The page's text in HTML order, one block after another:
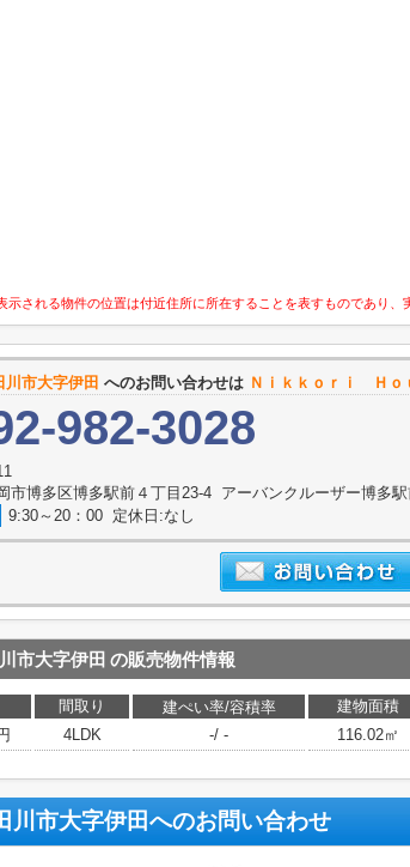
される物件の位置は付近住所に所在することを表すものであり、
川市大字伊田 へのお問い合わせは Ｎｉｋｋｏｒｉ Ｈｏ
982-3028
市博多区博多駅前４丁目23-4 アーバンクルーザー博多
9:30～20：00 定休日:なし
市大字伊田 の販売物件情報
間取り 建ぺい率/容積率 建物面積
4LDK -/ - 116.02㎡
川市大字伊田へのお問い合わせ